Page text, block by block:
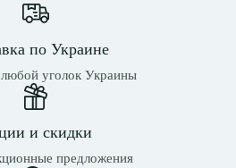
по Украине
любой уголок Украины
и скидки
предложения